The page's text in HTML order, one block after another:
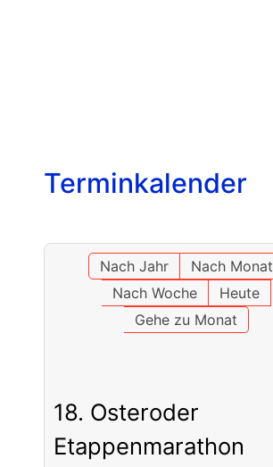
Terminkalender
Nach Jahr
Nach Monat
Nach Woche
Heute
Gehe zu Monat
18. Osteroder
Etappenmarathon